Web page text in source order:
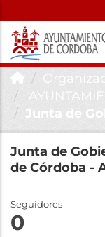
Junta de
Junta de
de Córdoba -
Seguidores
0